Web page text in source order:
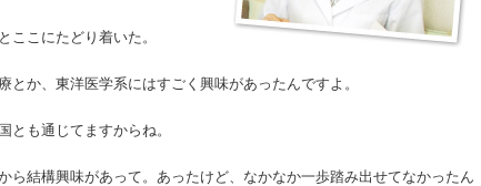
ここにたどり着いた。
とか、東洋医学系にはすごく興味があったんですよ。
とも通じてますからね。
ら結構興味があって。あったけど、なかなか一歩踏み出せてなかったん